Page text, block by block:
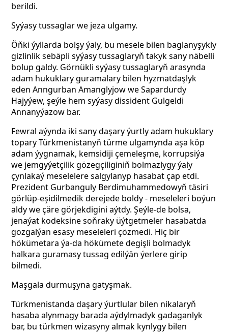
berildi.
Syýasy tussaglar we jeza ulgamy.
Öňki ýyllarda bolşy ýaly, bu mesele bilen baglanyşykly
gizlinlik sebäpli syýasy tussaglaryň takyk sany näbelli
bolup galdy. Görnükli syýasy tussaglaryň arasynda
adam hukuklary guramalary bilen hyzmatdaşlyk
eden Anngurban Amanglyjow we Sapardurdy
Hajyýew, şeýle hem syýasy dissident Gulgeldi
Annanyýazow bar.
Fewral aýynda iki sany daşary ýurtly adam hukuklary
topary Türkmenistanyň türme ulgamynda aşa köp
adam ýygnamak, kemsidiji çemeleşme, korrupsiýa
we jemgyýetçilik gözegçiliginiň bolmazlygy ýaly
çynlakaý meselelere salgylanyp hasabat çap etdi.
Prezident Gurbanguly Berdimuhammedowyň täsiri
görlüp-eşidilmedik derejede boldy - meseleleri boýun
aldy we çäre görjekdigini aýtdy. Şeýle-de bolsa,
jenaýat kodeksine soňraky üýtgetmeler hasabatda
gozgalýan esasy meseleleri çözmedi. Hiç bir
hökümetara ýa-da hökümete degişli bolmadyk
halkara guramasy tussag edilýän ýerlere girip
bilmedi.
Maşgala durmuşyna gatyşmak.
Türkmenistanda daşary ýurtlular bilen nikalaryň
hasaba alynmagy barada aýdylmadyk gadaganlyk
bar, bu türkmen wizasyny almak kynlygy bilen